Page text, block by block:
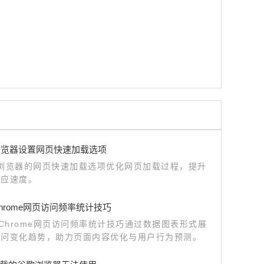
器设置网页快速加载选项
览器的网页快速加载选项优化网页加载过程，提升
速度。
网页访问频率统计技巧
网页访问频率统计技巧通过数据图表形式展
变化趋势，助力页面内容优化与用户行为预测。